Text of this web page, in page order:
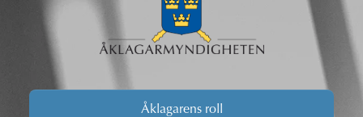
Åklagarens roll